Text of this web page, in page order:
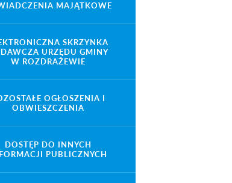
MAJĄTKOWE
SKRZYNKA
URZĘDU GMINY
W ROZDRAŻEWIE
OGŁOSZENIA I
OBWIESZCZENIA
DOSTĘP DO INNYCH
PUBLICZNYCH